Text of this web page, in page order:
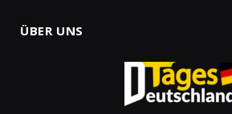
ÜBER UNS